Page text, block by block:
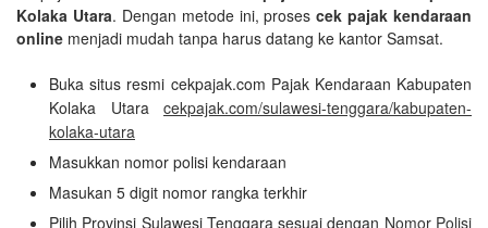
Kolaka Utara. Dengan metode ini, prosescek pajak kendaraan
online menjadi mudah tanpa harus datang ke kantor Samsat.
Buka situs resmi cekpajak.com Pajak Kendaraan Kabupaten
Kolaka Utara cekpajak.com/sulawesi-tenggara/kabupaten-
kolaka-utara
Masukkan nomor polisi kendaraan
Masukan 5 digit nomor rangka terkhir
Pilih Provinsi Sulawesi Tenggara sesuai dengan Nomor Polisi